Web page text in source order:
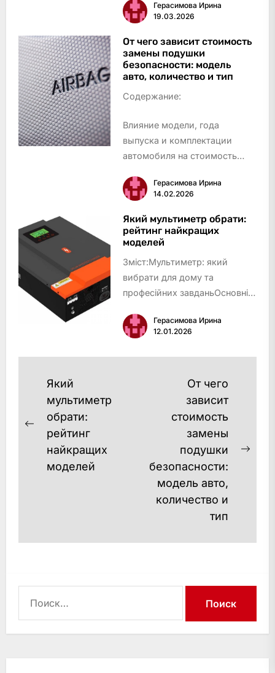
скільки економить агробізнес
завдяки СЕС для
підприємства
Окупність інвестицій у СЕС
для агробізнесу
Герасимова Ирина
19.03.2026
От чего зависит стоимость
замены подушки
безопасности: модель
авто, количество и тип
Содержание:
Влияние модели, года
выпуска и комплектации
автомобиля на стоимость
безопасности
Количество и тип подушек
безопасности: определяющие
факторы ценообразования
Как влияет количество по…
Герасимова Ирина
14.02.2026
Який мультиметр обрати:
рейтинг найкращих
моделей
Зміст:Мультиметр: який
вибрати для дому та
професійних завданьОсновні
на що звернути увагу при
покупціГоловні
мультиметрів для дому та
Герасимова Ирина
12.01.2026
Навигация
записям
Previous
post:
Який
мультиметр
обрати:
рейтинг
найкращих
моделей
От чего
зависит
стоимость
замены
подушки
безопасности:
модель авто,
количество и
тип